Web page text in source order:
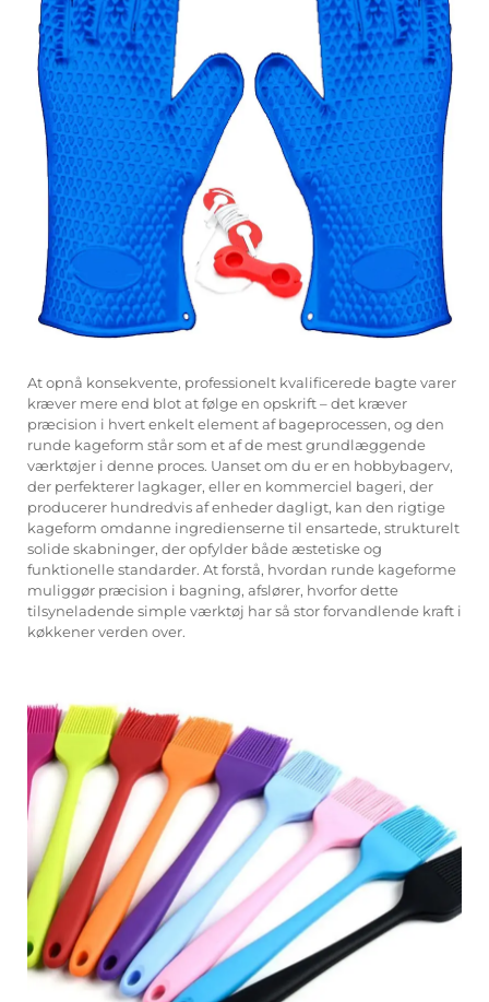
At opnå konsekvente, professionelt kvalificerede bagte varer
kræver mere end blot at følge en opskrift – det kræver
præcision i hvert enkelt element af bageprocessen, og den
runde kageform står som et af de mest grundlæggende
værktøjer i denne proces. Uanset om du er en hobbybagerv,
der perfekterer lagkager, eller en kommerciel bageri, der
producerer hundredvis af enheder dagligt, kan den rigtige
kageform omdanne ingredienserne til ensartede, strukturelt
solide skabninger, der opfylder både æstetiske og
funktionelle standarder. At forstå, hvordan runde kageforme
muliggør præcision i bagning, afslører, hvorfor dette
tilsyneladende simple værktøj har så stor forvandlende kraft i
køkkener verden over.